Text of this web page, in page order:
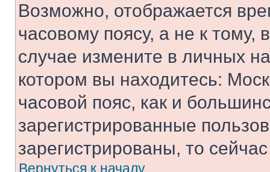
Возможно, отображается
часовому поясу, а не к тому,
случае измените в личных
котором вы находитесь:
часовой пояс, как и
зарегистрированные
зарегистрированы, то
Вернуться к началу